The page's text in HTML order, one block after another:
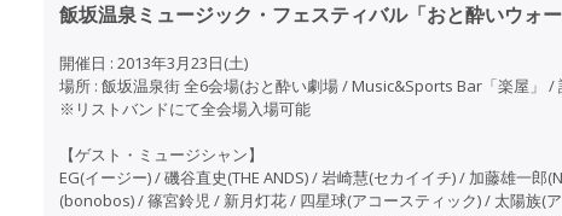
飯坂温泉ミュージック・フェスティバル「おと酔いウォー
開催日 : 2013年3月23日(土)
場所 : 飯坂温泉街 全6会場(おと酔い劇場 / Music&Sports Bar「楽屋
※リストバンドにて全会場入場可能
【ゲスト・ミュージシャン】
EG(イージー) / 磯谷直史(THE ANDS) / 岩崎慧(セカイイチ) / 加藤雄一郎
(bonobos) / 篠宮鈴児 / 新月灯花 / 四星球(アコースティック) / 太陽族(